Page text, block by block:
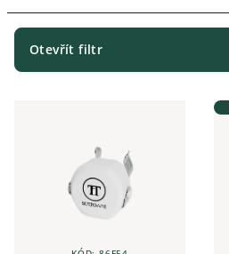
í
r
Otevřít filtr